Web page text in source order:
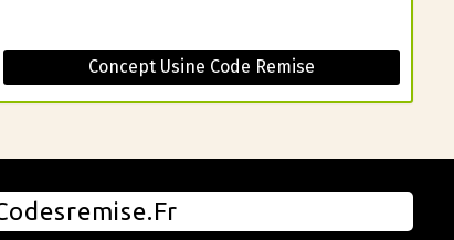
Concept Usine Code Remise